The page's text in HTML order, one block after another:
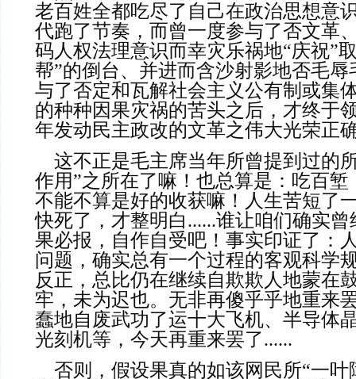
老百姓全都吃尽了自己在政治思想意
代跑了节奏，而曾一度参与了否文革
码人权法理意识而幸灾乐祸地“庆祝”
帮”的倒台、并进而含沙射影地否毛
与了否定和瓦解社会主义公有制或集
的种种因果灾祸的苦头之后，才终于
年发动民主政改的文革之伟大光荣正
作用”之所在了嘛！也总算是：吃百
不能不算是好的收获嘛！人生苦短了
快死了，才整明白......谁让咱们确实
果必报，自作自受吧！事实印证了：
问题，确实总有一个过程的客观科学
反正，总比仍在继续自欺欺人地蒙在
牢，未为迟也。无非再傻乎乎地重来
蠢地自废武功了运十大飞机、半导体
光刻机等，今天再重来罢了......